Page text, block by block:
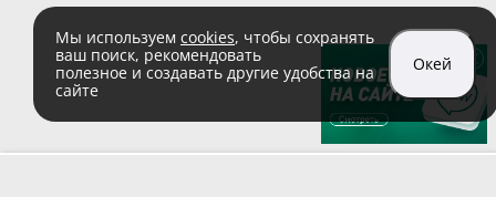
Мы используем cookies, чтобы сохранять
ваш поиск, рекомендовать
полезное и создавать другие удобства на
сайте
Окей